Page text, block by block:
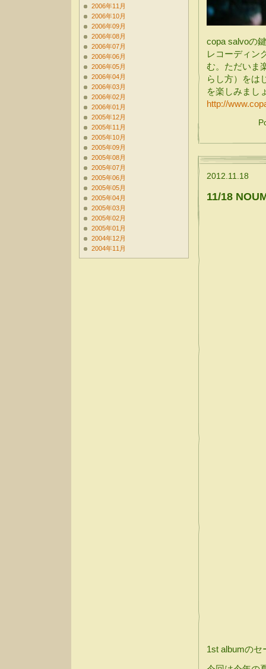
copa salvoの
レコーディン
む。ただいま
らし方）をは
を楽しみまし
http://
2012.11.18
11/18
1st albumの
2006年11月
2006年10月
2006年09月
2006年08月
2006年07月
2006年06月
2006年05月
2006年04月
2006年03月
2006年02月
2006年01月
2005年12月
2005年11月
2005年10月
2005年09月
2005年08月
2005年07月
2005年06月
2005年05月
2005年04月
2005年03月
2005年02月
2005年01月
2004年12月
2004年11月